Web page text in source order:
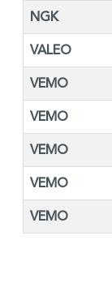
NGK
VALEO
VEMO
VEMO
VEMO
VEMO
VEMO